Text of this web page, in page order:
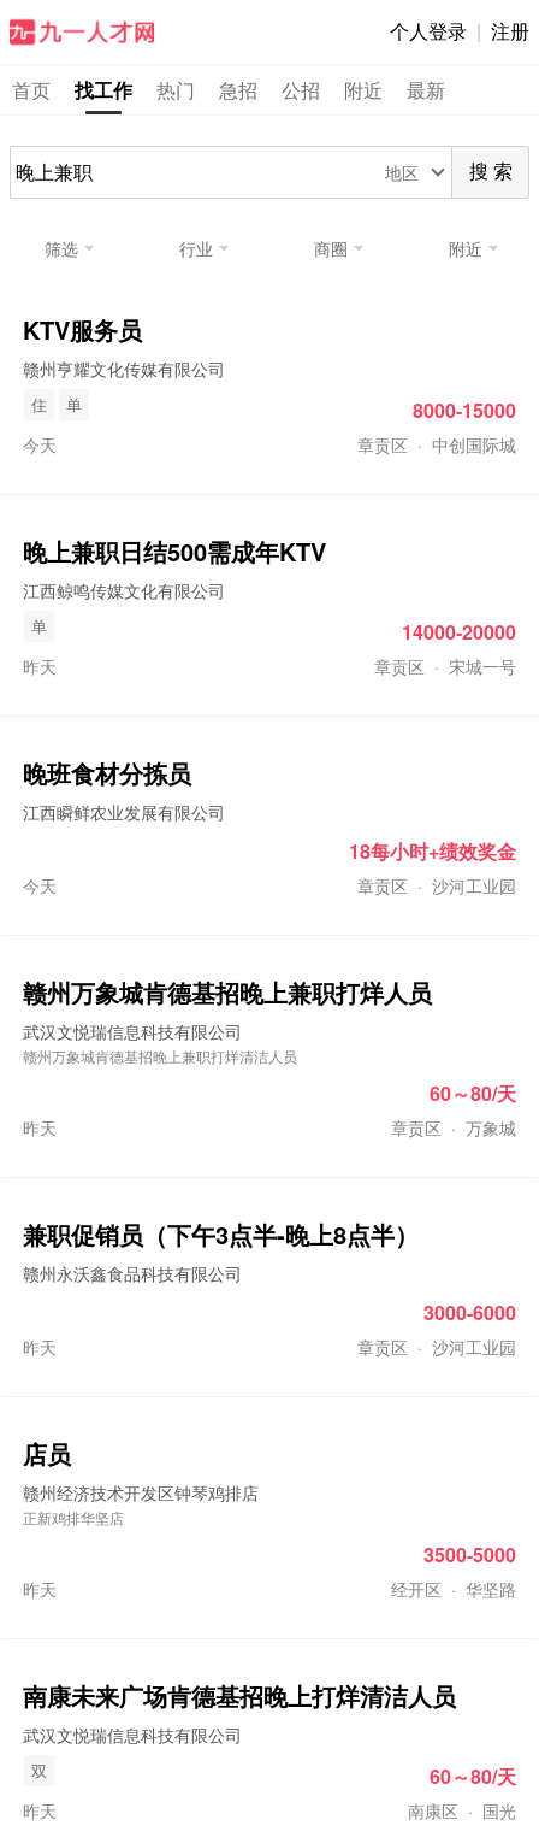
个人登录 | 注册
首页 找工作 热门 急招 公招 附近 最新
地区 搜 索
筛选 行业 商圈 附近
KTV服务员
赣州亨耀文化传媒有限公司
住 单
今天 章贡区 · 中创国际城
8000-15000
晚上兼职日结500需成年KTV
江西鲸鸣传媒文化有限公司
单
昨天 章贡区 · 宋城一号
14000-20000
晚班食材分拣员
江西瞬鲜农业发展有限公司
今天 章贡区 · 沙河工业园
18每小时+绩效奖金
赣州万象城肯德基招晚上兼职打烊人员
武汉文悦瑞信息科技有限公司
赣州万象城肯德基招晚上兼职打烊清洁人员
昨天 章贡区 · 万象城
60～80/天
兼职促销员（下午3点半-晚上8点半）
赣州永沃鑫食品科技有限公司
昨天 章贡区 · 沙河工业园
3000-6000
店员
赣州经济技术开发区钟琴鸡排店
正新鸡排华坚店
昨天 经开区 · 华坚路
3500-5000
南康未来广场肯德基招晚上打烊清洁人员
武汉文悦瑞信息科技有限公司
双
昨天 南康区 · 国光
60～80/天